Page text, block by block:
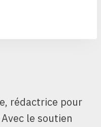
rédactrice pour
le soutien